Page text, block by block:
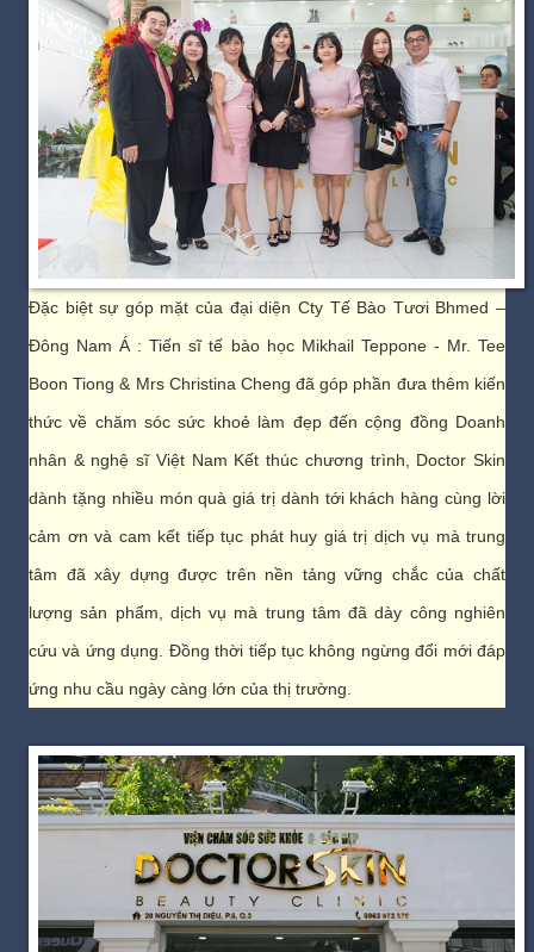
Đặc biệt sự góp mặt của đại diện Cty Tế Bào Tươi Bhmed –
Đông Nam Á : Tiến sĩ tế bào học Mikhail Teppone - Mr. Tee
Boon Tiong & Mrs Christina Cheng đã góp phần đưa thêm kiến
thức về chăm sóc sức khoẻ làm đẹp đến cộng đồng Doanh
nhân & nghệ sĩ Việt Nam Kết thúc chương trình, Doctor Skin
dành tặng nhiều món quà giá trị dành tới khách hàng cùng lời
cảm ơn và cam kết tiếp tục phát huy giá trị dịch vụ mà trung
tâm đã xây dựng được trên nền tảng vững chắc của chất
lượng sản phẩm, dịch vụ mà trung tâm đã dày công nghiên
cứu và ứng dụng. Đồng thời tiếp tục không ngừng đổi mới đáp
ứng nhu cầu ngày càng lớn của thị trường.